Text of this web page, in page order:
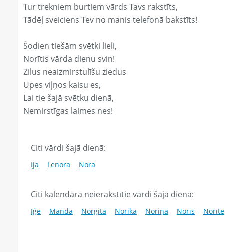
Tur trekniem burtiem vārds Tavs rakstīts,
Tādēļ sveiciens Tev no manis telefonā bakstīts!
Šodien tiešām svētki lieli,
Norītis vārda dienu svin!
Zilus neaizmirstulīšu ziedus
Upes viļņos kaisu es,
Lai tie šajā svētku dienā,
Nemirstīgas laimes nes!
Citi vārdi šajā dienā:
Ija Lenora Nora
Citi kalendārā neierakstītie vārdi šajā dienā:
Īģe Manda Norgita Norika Noriņa Noris Norīte